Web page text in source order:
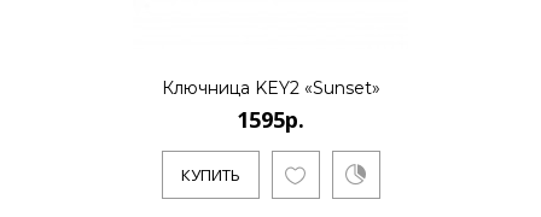
Ключница KEY2 «Sunset»
1595р.
КУПИТЬ